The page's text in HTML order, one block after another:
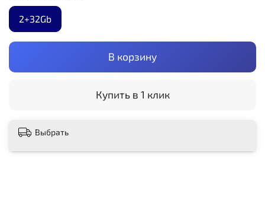
В корзину
Купить в 1 клик
2+32Gb
Выбрать